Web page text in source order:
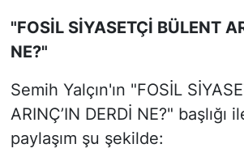
"FOSİL SİYASETÇİ BÜLENT
NE?"
Semih Yalçın'ın "FOSİL
ARINÇ’IN DERDİ NE?" başlığı
paylaşım şu şekilde: